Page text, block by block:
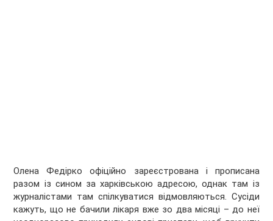
Олена Федірко офіційно зареєстрована і прописана
разом із сином за харківською адресою, однак там із
журналістами там спілкуватися відмовляються. Сусіди
кажуть, що не бачили лікаря вже зо два місяці – до неї